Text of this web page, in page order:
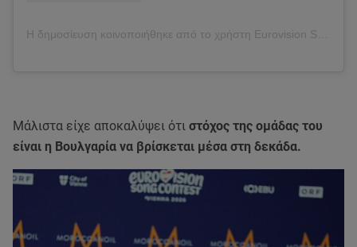
Μάλιστα είχε αποκαλύψει ότι στόχος της ομάδας του
είναι η Βουλγαρία να βρίσκεται μέσα στη δεκάδα.